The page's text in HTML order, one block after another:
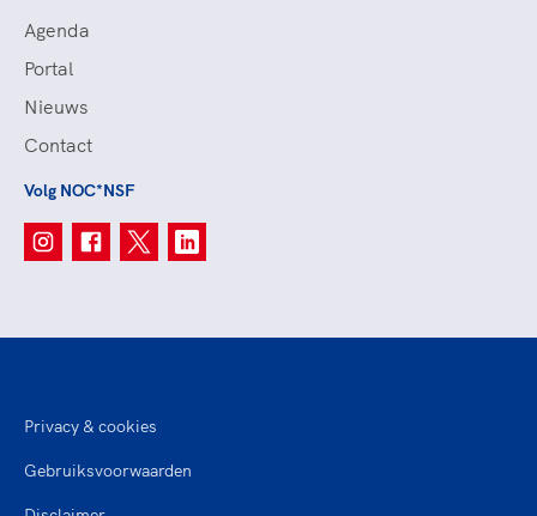
Agenda
Portal
Nieuws
Contact
Volg NOC*NSF
Privacy & cookies
Gebruiksvoorwaarden